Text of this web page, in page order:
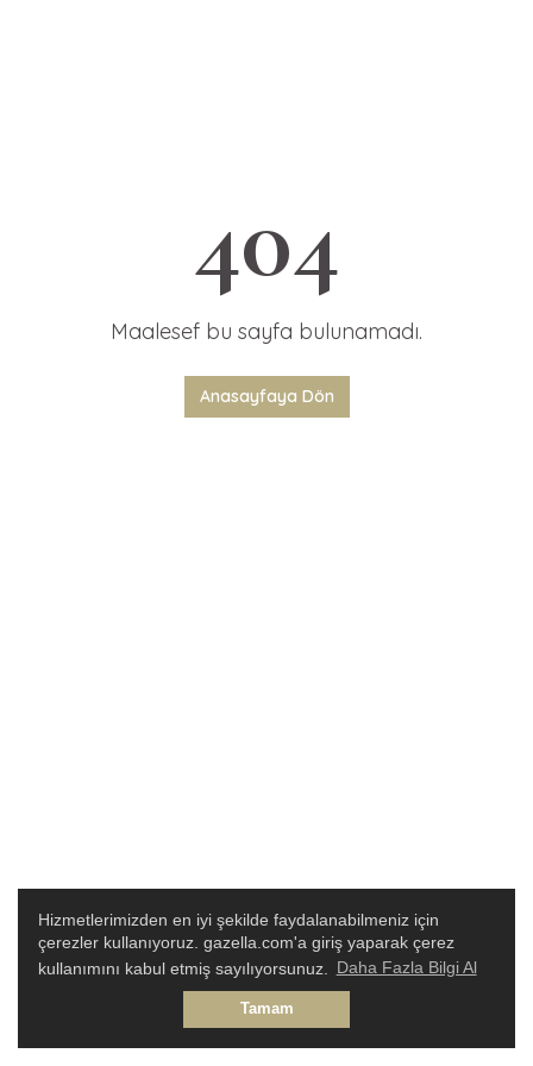
Hizmetlerimizden en iyi şekilde faydalanabilmeniz için
çerezler kullanıyoruz. gazella.com'a giriş yaparak çerez
kullanımını kabul etmiş sayılıyorsunuz.
Daha Fazla Bilgi Al
Tamam
404
Maalesef bu sayfa bulunamadı.
Anasayfaya Dön